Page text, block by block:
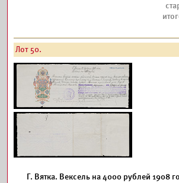
Лот 50.
Г. Вятка. Вексель на 4000 рублей 1908